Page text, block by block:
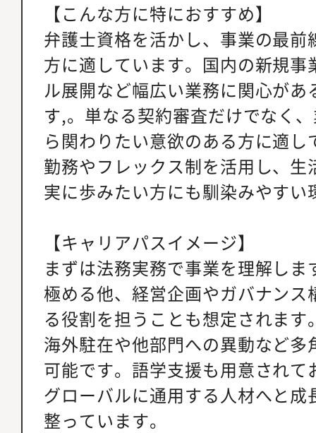
【こんな方に特におすすめ】
弁護士資格を活かし、事業の最
方に適しています。国内の新規事
ル展開など幅広い業務に関心があ
す,。単なる契約審査だけでなく
ら関わりたい意欲のある方に適
勤務やフレックス制を活用し、
実に歩みたい方にも馴染みやすい
【キャリアパスイメージ】
まずは法務実務で事業を理解し
極める他、経営企画やガバナン
る役割を担うことも想定されま
海外駐在や他部門への異動など
可能です。語学支援も用意され
グローバルに通用する人材へと
整っています。